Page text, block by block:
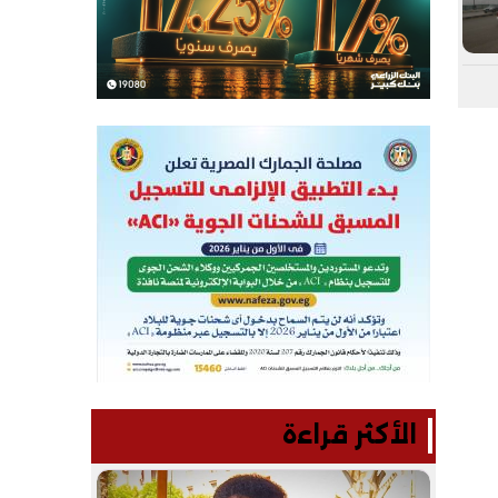
الأكثر قراءة